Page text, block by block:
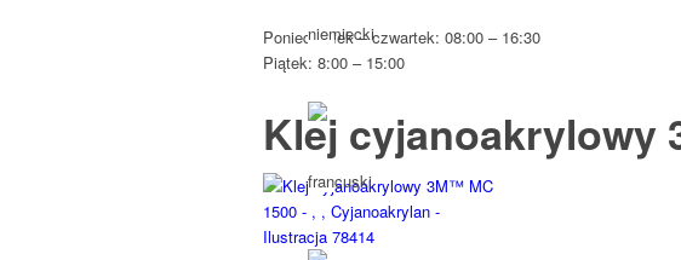
Poniedziałek – czwartek: 08:00 – 16:30
Piątek: 8:00 – 15:00
Klej cyjanoakrylowy